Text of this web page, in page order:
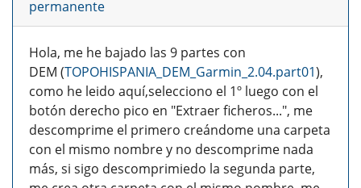
permanente
Hola, me he bajado las 9 partes con
DEM (TOPOHISPANIA_DEM_Garmin_2.04.part01),
como he leido aquí,selecciono el 1º luego con el
botón derecho pico en "Extraer ficheros...", me
descomprime el primero creándome una carpeta
con el mismo nombre y no descomprime nada
más, si sigo descomprimiedo la segunda parte,